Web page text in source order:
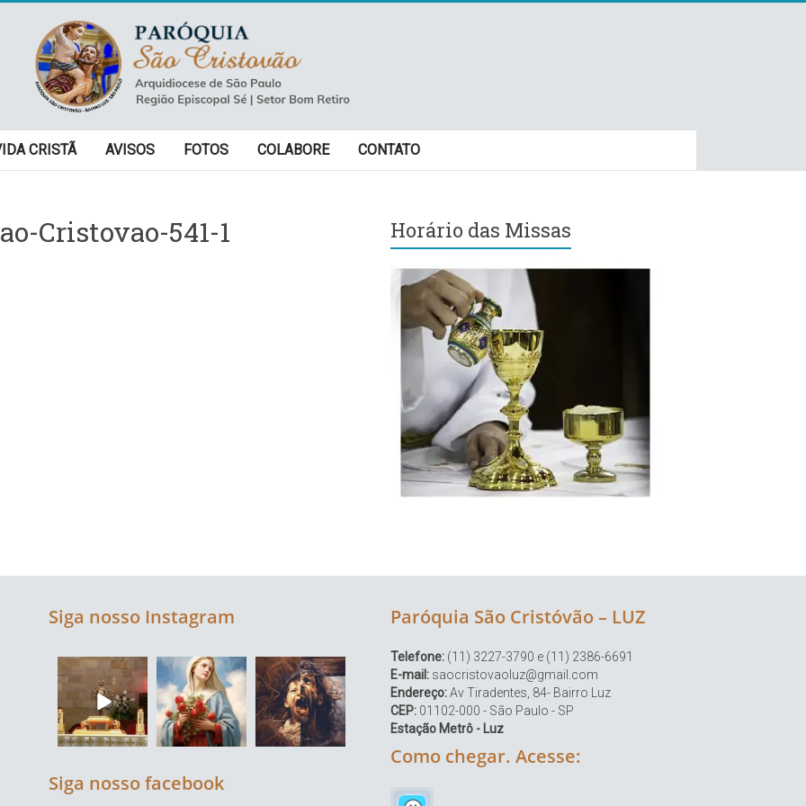
CRISTÃ AVISOS FOTOS COLABORE CONTATO
Cristovao-541-1 Horário das Missas
Siga nosso Instagram
Siga nosso facebook
Paróquia São Cristóvão – LUZ
Telefone: (11) 3227-3790 e (11) 2386-6691
E-mail: saocristovaoluz@gmail.com
Endereço:Av Tiradentes, 84- Bairro Luz
CEP: 01102-000 - São Paulo - SP
Estação Metrô - Luz
Como chegar. Acesse: